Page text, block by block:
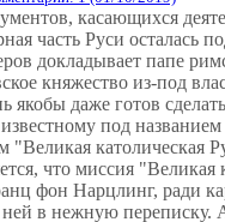
касающихся
часть Руси
докладывает папе
княжество из-под
якобы даже готов
под
"Великая
что миссия
фон Нарцлинг,
в нежную переписку.